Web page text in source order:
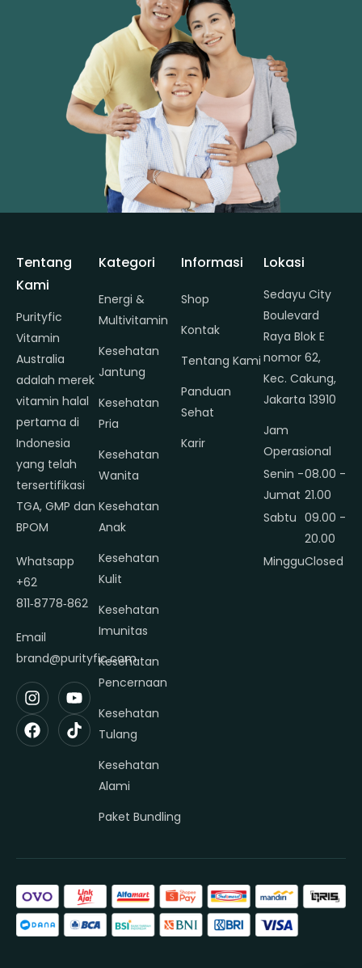
Tentang
Kami
Purityfic
Vitamin
Australia
adalah merek
vitamin halal
pertama di
Indonesia
yang telah
tersertifikasi
TGA, GMP dan
BPOM
Whatsapp
+62
811‑8778‑862
Email
brand@purityfic.com
Kategori
Energi &
Multivitamin
Kesehatan
Jantung
Kesehatan
Pria
Kesehatan
Wanita
Kesehatan
Anak
Kesehatan
Kulit
Kesehatan
Imunitas
Kesehatan
Pencernaan
Kesehatan
Tulang
Kesehatan
Alami
Paket Bundling
Informasi
Shop
Kontak
Tentang Kami
Panduan
Sehat
Karir
Lokasi
Sedayu City
Boulevard
Raya Blok E
nomor 62,
Kec. Cakung,
Jakarta 13910
Jam
Operasional
Senin -
Jumat
08.00 -
21.00
Sabtu 09.00 -
20.00
MingguClosed